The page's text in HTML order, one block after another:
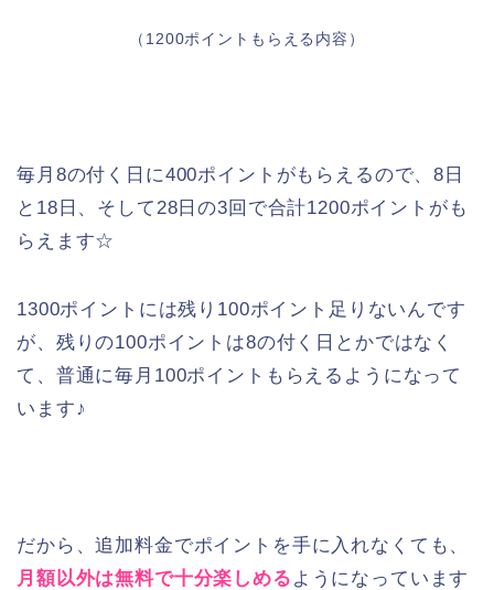
（1200ポイントもらえる内容）
毎月8の付く日に400ポイントがもらえるので、8日
と18日、そして28日の3回で合計1200ポイントがも
らえます☆
1300ポイントには残り100ポイント足りないんです
が、残りの100ポイントは8の付く日とかではなく
て、普通に毎月100ポイントもらえるようになって
います♪
だから、追加料金でポイントを手に入れなくても、
月額以外は無料で十分楽しめる ようになっています